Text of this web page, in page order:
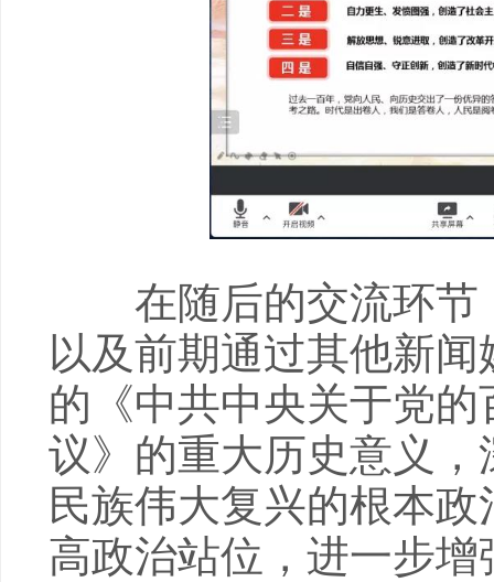
在随后的交流环节
以及前期通过其他新
的《中共中央关于党
议》的重大历史意义，
民族伟大复兴的根本
高政治站位，进一步增